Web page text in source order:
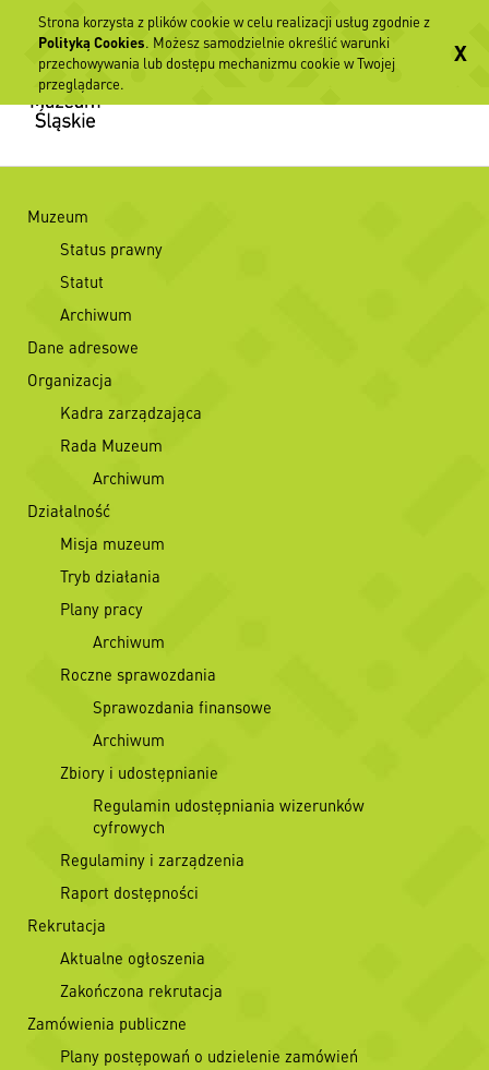
Muzeum
Status prawny
Statut
Archiwum
Dane adresowe
Organizacja
Kadra zarządzająca
Rada Muzeum
Archiwum
Działalność
Misja muzeum
Tryb działania
Plany pracy
Archiwum
Roczne sprawozdania
Sprawozdania finansowe
Archiwum
Zbiory i udostępnianie
Regulamin udostępniania wizerunków
cyfrowych
Regulaminy i zarządzenia
Raport dostępności
Rekrutacja
Aktualne ogłoszenia
Zakończona rekrutacja
Zamówienia publiczne
Plany postępowań o udzielenie zamówień
Strona korzysta z plików cookie w celu realizacji usług zgodnie z
Polityką Cookies. Możesz samodzielnie określić warunki
przechowywania lub dostępu mechanizmu cookie w Twojej
przeglądarce.
X